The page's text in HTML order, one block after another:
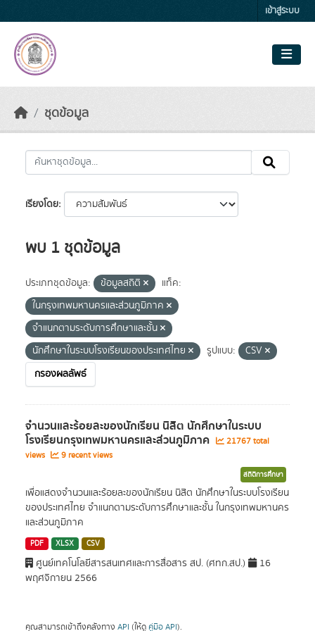
เข้าสู่ระบบ
ชุดข้อมูล
เรียงโดย
พบ 1 ชุดข้อมูล
ประเภทชุดข้อมูล: ข้อมูลสถิติ
แท็ค:
ในกรุงเทพมหานครและส่วนภูมิภาค
จำแนกตามระดับการศึกษาและชั้น
นักศึกษาในระบบโรงเรียนของประเทศไทย
รูปแบบ:
CSV
กรองผลลัพธ์
จำนวนและร้อยละของนักเรียน นิสิต นักศึกษาในระบบ
โรงเรียนกรุงเทพมหานครและส่วนภูมิภาค
21767 total
views
9 recent views
สถิติการศึกษา
เพื่อแสดงจำนวนและร้อยละของนักเรียน นิสิต นักศึกษาในระบบโรงเรียน
ของประเทศไทย จำแนกตามระดับการศึกษาและชั้น ในกรุงเทพมหานคร
และส่วนภูมิภาค
PDF XLSX CSV
ศูนย์เทคโนโลยีสารสนเทศและการสื่อสาร สป. (ศทก.สป.)
16
พฤศจิกายน 2566
คุณสามารถเข้าถึงคลังทาง API (ให้ดู คู่มือ API).